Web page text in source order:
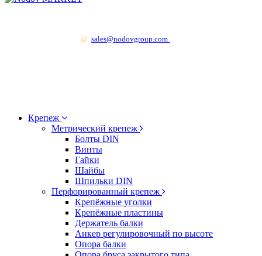
@ sales@nodovgroup.com
Крепеж
Метрический крепеж
Болты DIN
Винты
Гайки
Шайбы
Шпильки DIN
Перфорированный крепеж
Крепёжные уголки
Крепёжные пластины
Держатель балки
Анкер регулировочный по высоте
Опора балки